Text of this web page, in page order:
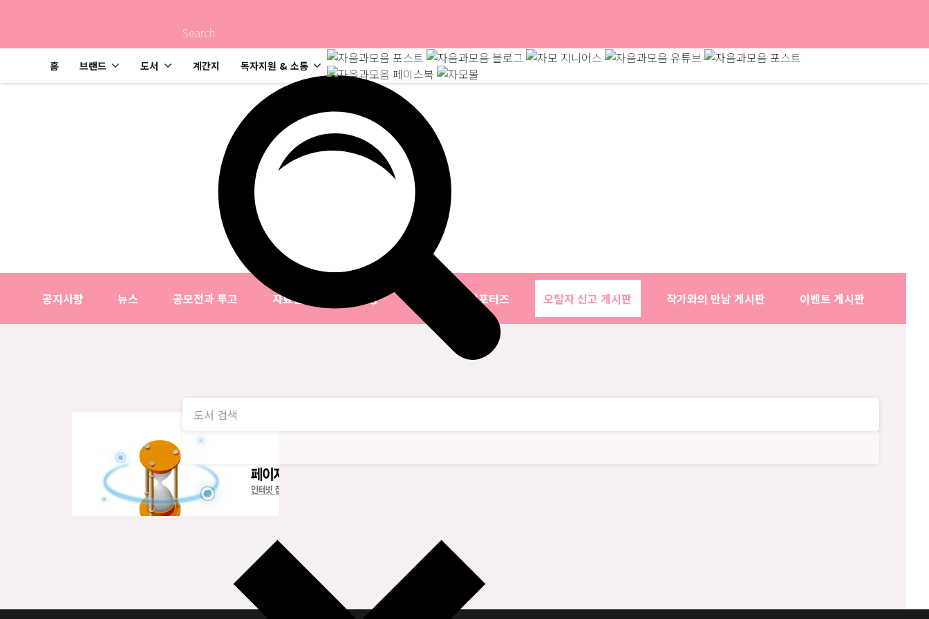
Search
홈 브랜드 도서 계간지 독자지원 & 소통
오탈자 신고 게시판
공지사항 뉴스 공모전과 투고 자료실 문의사항 자음과모음 서포터즈 오탈자 신고 게시판 작가와의 만남 게시판 이벤트 게시판